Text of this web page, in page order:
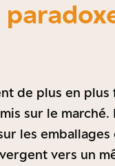
de plus en
sur le marché.
les
vers un